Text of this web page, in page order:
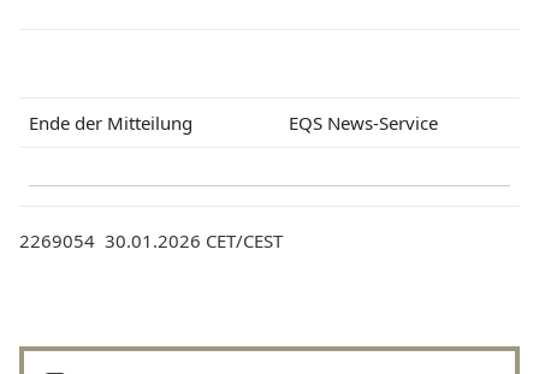
Ende der Mitteilung EQS News-Service
2269054 30.01.2026 CET/CEST